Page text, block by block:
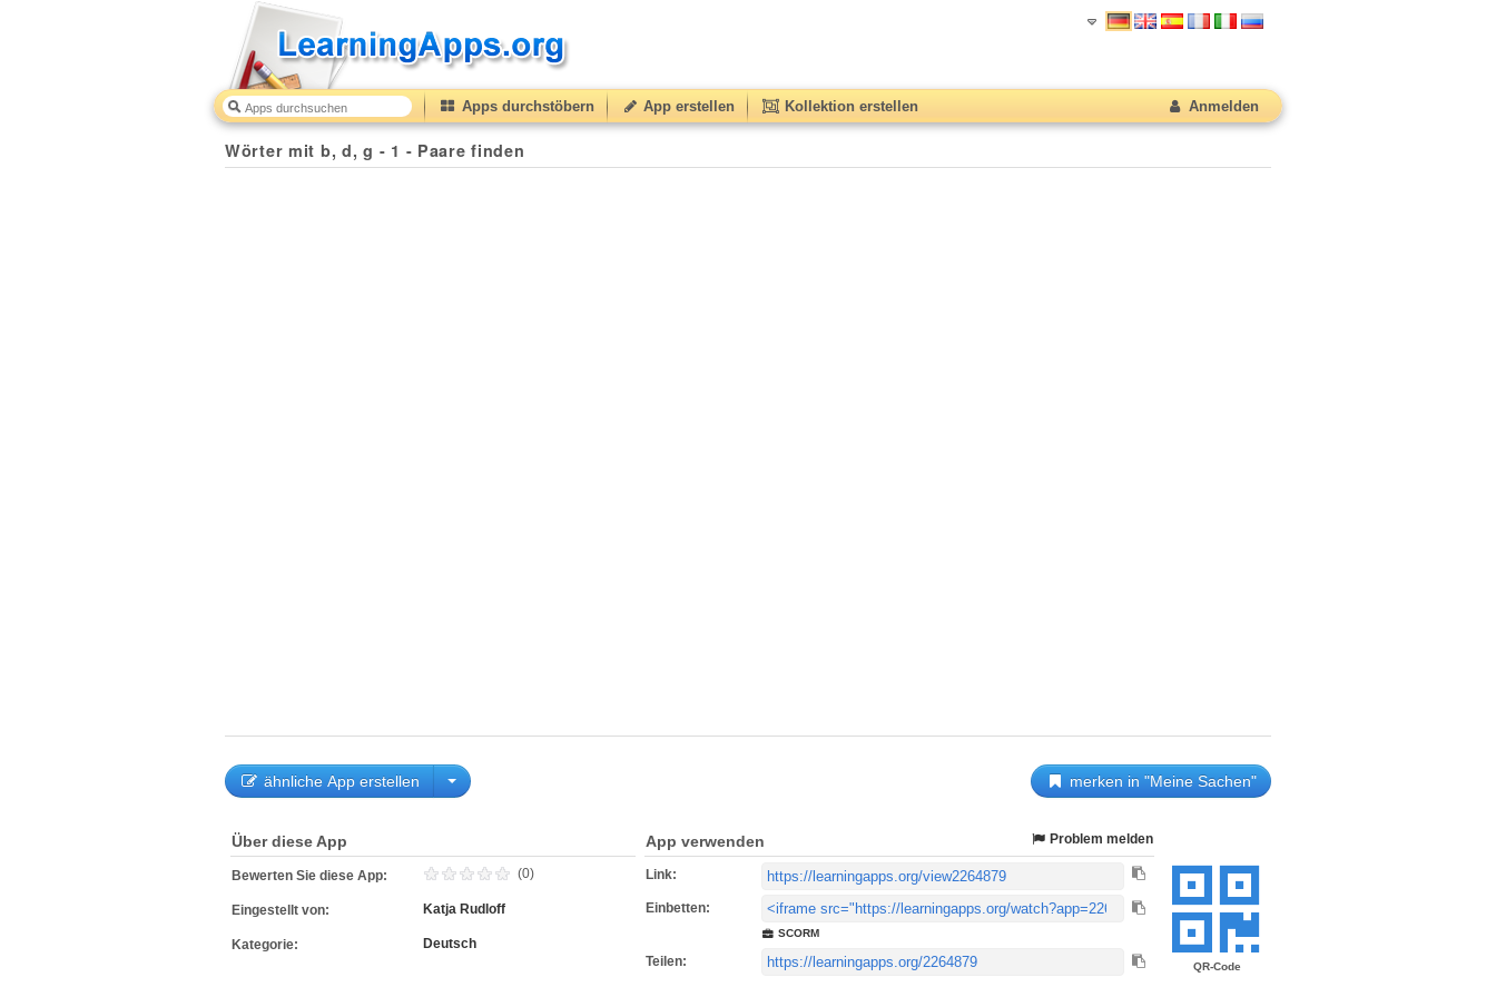
Apps durchstöbern App erstellen Kollektion erstellen Anmelden
Wörter mit b, d, g - 1 - Paare finden
ähnliche App erstellen merken in "Meine Sachen"
QR-Code
Über diese App
Bewerten Sie diese App: (0)
Eingestellt von: Katja Rudloff
Kategorie: Deutsch
App verwenden Problem melden
Link:
Einbetten:
SCORM
Teilen: